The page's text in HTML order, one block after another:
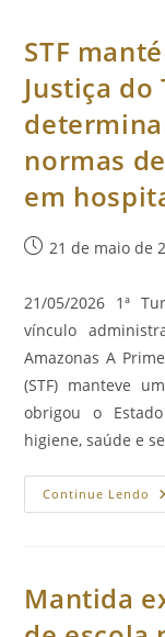
8
Em
STF
Justiça
normas
em
Post21 de maio de
21/05/2026 1ª
vínculo
Amazonas A
(STF) manteve
obrigou o
higiene, saúde e
Continue Lendo
Mantida